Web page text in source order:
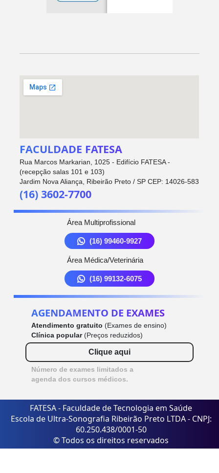
FACULDADE FATESA
Rua Marcos Markarian, 1025 - Edifício FATESA -
(recepção salas 101 e 103)
Jardim Nova Aliança, Ribeirão Preto / SP CEP: 14026-583
(16) 3602-7700
Área Multiprofissional
(16) 99460-9927
Área Médica/Veterinária
(16) 99132-6075
AGENDAMENTO DE EXAMES
Atendimento gratuito (Exames de ensino)
Clínica popular(Preços reduzidos)
Clique aqui
Número de exames limitados a
agenda dos cursos médicos.
FATESA - Faculdade de Tecnologia em Saúde
Escola de Ultra-Sonografia Ribeirão Preto LTDA - CNPJ:
60.250.438/0001-50
© Todos os direitos reservados